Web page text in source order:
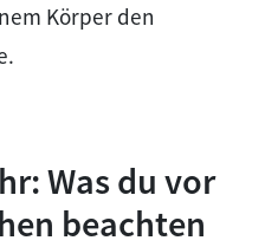
Körper den
Was du vor
beachten